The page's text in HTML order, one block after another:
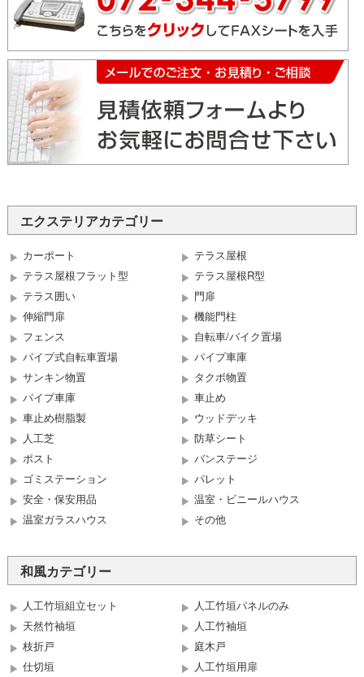
エクステリアカテゴリー
カーポート
テラス屋根
テラス屋根フラット型
テラス屋根R型
テラス囲い
門扉
伸縮門扉
機能門柱
フェンス
自転車/バイク置場
パイプ式自転車置場
パイプ車庫
サンキン物置
タクボ物置
パイプ車庫
車止め
車止め樹脂製
ウッドデッキ
人工芝
防草シート
ポスト
バンステージ
ゴミステーション
パレット
安全・保安用品
温室・ビニールハウス
温室ガラスハウス
その他
和風カテゴリー
人工竹垣組立セット
人工竹垣パネルのみ
天然竹袖垣
人工竹袖垣
枝折戸
庭木戸
仕切垣
人工竹垣用扉